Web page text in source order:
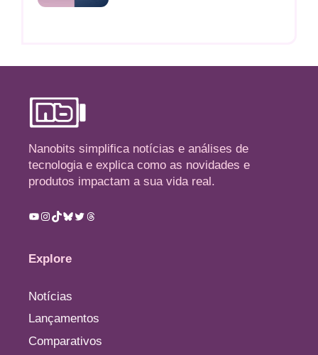
Nanobits simplifica notícias e análises de
tecnologia e explica como as novidades e
produtos impactam a sua vida real.
Youtube
Instagram
TikTok
Bluesky
TwitterThreads
Explore
Notícias
Lançamentos
Comparativos